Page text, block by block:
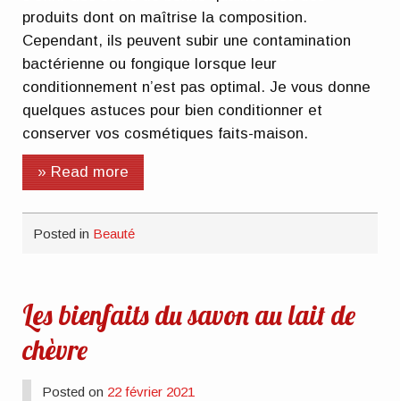
produits dont on maîtrise la composition.
Cependant, ils peuvent subir une contamination
bactérienne ou fongique lorsque leur
conditionnement n’est pas optimal. Je vous donne
quelques astuces pour bien conditionner et
conserver vos cosmétiques faits-maison.
» Read more
Posted in Beauté
Les bienfaits du savon au lait de
chèvre
Posted on 22 février 2021